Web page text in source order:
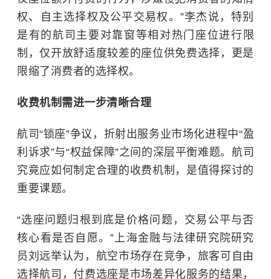
权、自主选择权及公平交易权。”李杰说，特别
是有的航司主要对靠窗等相对热门座位进行限
制，仅开放舒适度较差的座位供免费选择，更是
限缩了消费者的选择权。
收费机制需进一步清晰合理
航司“锁座”争议，折射出服务业市场化进程中“盈
利诉求”与“权益保障”之间的深层平衡难题。航司
究竟应如何制定合理的收费机制，是值得探讨的
重要课题。
“选座问题归根到底是价格问题，交易公平与否
核心看是否自愿。”上海金融与法律研究院研究
员刘远举认为，航空市场存在竞争，旅客可自由
选择航司，付费选座是市场差异化服务的结果，